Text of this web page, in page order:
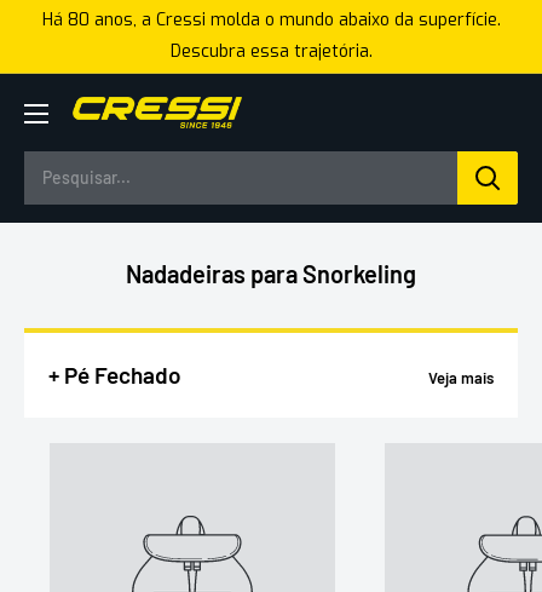
o
conteúdo
Há 80 anos, a Cressi molda o mundo abaixo da superfície.
Descubra essa trajetória.
Cressi
Nadadeiras para Snorkeling
+ Pé Fechado Veja mais